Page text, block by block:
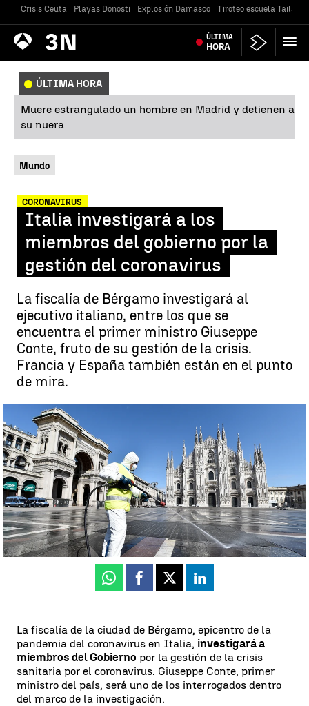
Crisis Ceuta Playas Donosti Explosión Damasco Tiroteo escuela
Antena
3 Noticias ÚLTIMA
HORA
ÚLTIMA HORA
Muere estrangulado un hombre en Madrid y detienen a
su nuera
Mundo
CORONAVIRUS
Italia investigará a los
miembros del gobierno por la
gestión del coronavirus
La fiscalía de Bérgamo investigará al
ejecutivo italiano, entre los que se
encuentra el primer ministro Giuseppe
Conte, fruto de su gestión de la crisis.
Francia y España también están en el punto
de mira.
Italia investigará a los miembros del gobierno por la gestión del
coronavirus | Antena 3 Noticias
Antena 3 Noticias
Actualizado:10 de junio de 2020, 21:33
Publicado:10 de junio de 2020, 18:06
Whatsapp
Facebook
X Linkedin
La fiscalía de la ciudad de Bérgamo, epicentro de la
pandemia del coronavirus en Italia, investigará a
miembros del Gobierno por la gestión de la crisis
sanitaria por el coronavirus. Giuseppe Conte, primer
ministro del país, será uno de los interrogados dentro
del marco de la investigación.